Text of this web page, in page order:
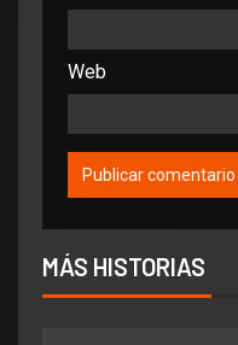
Web
MÁS HISTORIAS